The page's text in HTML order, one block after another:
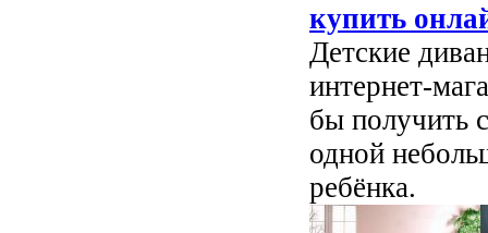
купить
Детские
интернет-
бы получить
одной
ребёнка.